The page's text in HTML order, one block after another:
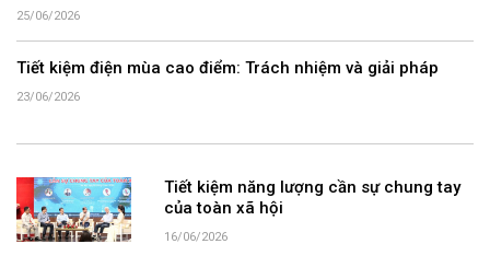
25/06/2026
Tiết kiệm điện mùa cao điểm: Trách nhiệm và giải pháp
23/06/2026
Tiết kiệm năng lượng cần sự chung tay
của toàn xã hội
16/06/2026